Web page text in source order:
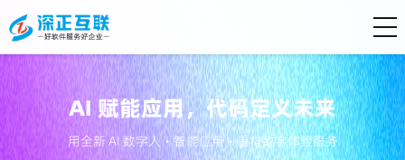
AI 赋能应用，代码定义未来
用全新 AI 数字人・智能应用・重构数字体验服务